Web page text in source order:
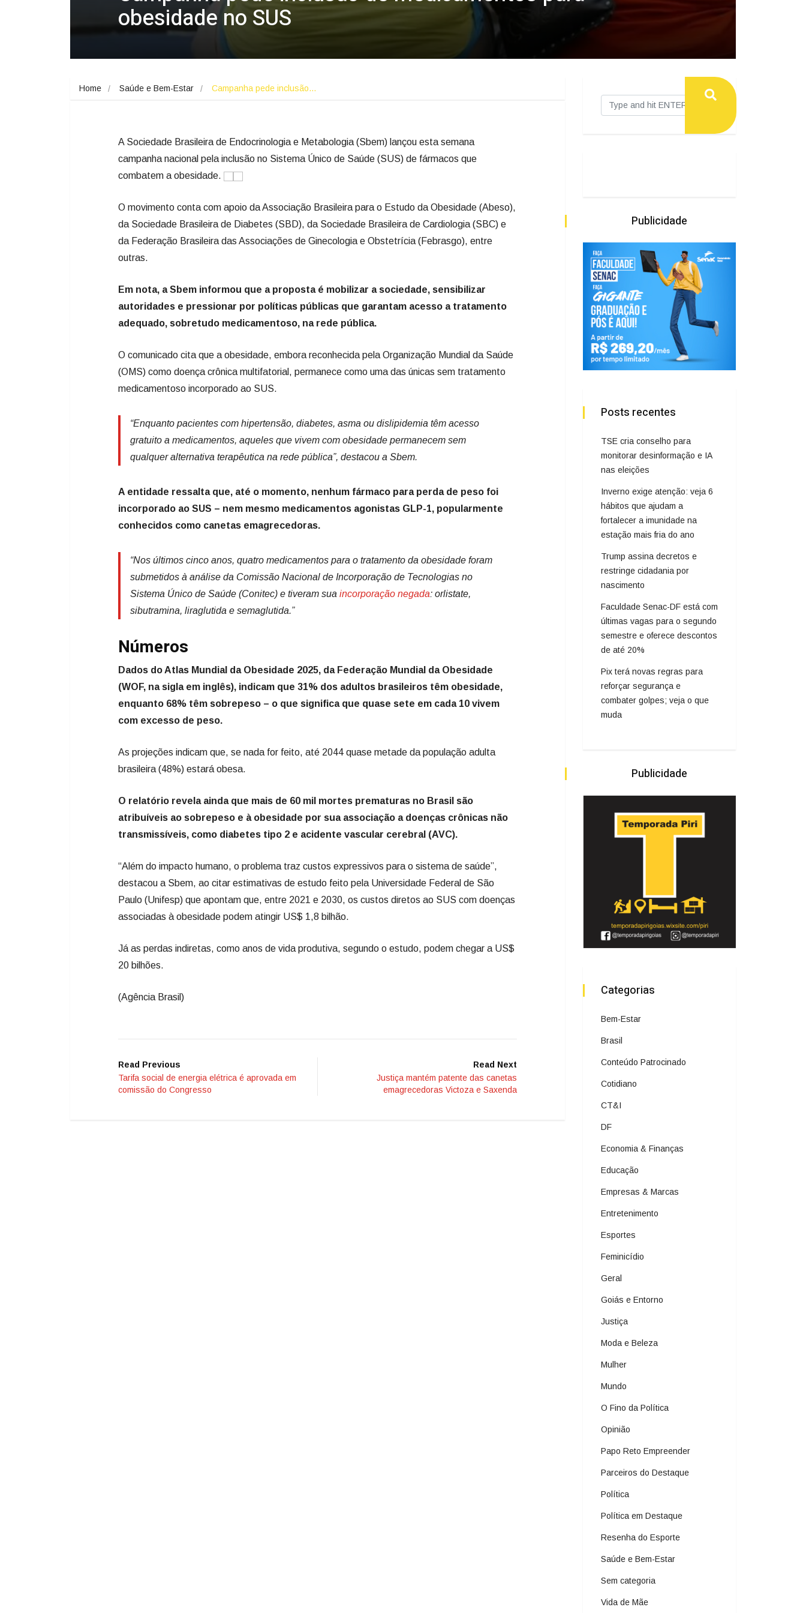
obesidade no SUS
Home Saúde e Bem-Estar Campanha pede inclusão…
A Sociedade Brasileira de Endocrinologia e Metabologia (Sbem) lançou esta semana
campanha nacional pela inclusão no Sistema Único de Saúde (SUS) de fármacos que
combatem a obesidade.
O movimento conta com apoio da Associação Brasileira para o Estudo da Obesidade (Abeso),
da Sociedade Brasileira de Diabetes (SBD), da Sociedade Brasileira de Cardiologia (SBC) e
da Federação Brasileira das Associações de Ginecologia e Obstetrícia (Febrasgo), entre
outras.
Em nota, a Sbem informou que a proposta é mobilizar a sociedade, sensibilizar
autoridades e pressionar por políticas públicas que garantam acesso a tratamento
adequado, sobretudo medicamentoso, na rede pública.
O comunicado cita que a obesidade, embora reconhecida pela Organização Mundial da Saúde
(OMS) como doença crônica multifatorial, permanece como uma das únicas sem tratamento
medicamentoso incorporado ao SUS.
“Enquanto pacientes com hipertensão, diabetes, asma ou dislipidemia têm acesso
gratuito a medicamentos, aqueles que vivem com obesidade permanecem sem
qualquer alternativa terapêutica na rede pública”, destacou a Sbem.
A entidade ressalta que, até o momento, nenhum fármaco para perda de peso foi
incorporado ao SUS – nem mesmo medicamentos agonistas GLP-1, popularmente
conhecidos como canetas emagrecedoras.
“Nos últimos cinco anos, quatro medicamentos para o tratamento da obesidade foram
submetidos à análise da Comissão Nacional de Incorporação de Tecnologias no
Sistema Único de Saúde (Conitec) e tiveram sua incorporação negada: orlistate,
sibutramina, liraglutida e semaglutida.”
Números
Dados do Atlas Mundial da Obesidade 2025, da Federação Mundial da Obesidade
(WOF, na sigla em inglês), indicam que 31% dos adultos brasileiros têm obesidade,
enquanto 68% têm sobrepeso – o que significa que quase sete em cada 10 vivem
com excesso de peso.
As projeções indicam que, se nada for feito, até 2044 quase metade da população adulta
brasileira (48%) estará obesa.
O relatório revela ainda que mais de 60 mil mortes prematuras no Brasil são
atribuíveis ao sobrepeso e à obesidade por sua associação a doenças crônicas não
transmissíveis, como diabetes tipo 2 e acidente vascular cerebral (AVC).
“Além do impacto humano, o problema traz custos expressivos para o sistema de saúde”,
destacou a Sbem, ao citar estimativas de estudo feito pela Universidade Federal de São
Paulo (Unifesp) que apontam que, entre 2021 e 2030, os custos diretos ao SUS com doenças
associadas à obesidade podem atingir US$ 1,8 bilhão.
Já as perdas indiretas, como anos de vida produtiva, segundo o estudo, podem chegar a US$
20 bilhões.
(Agência Brasil)
Read Previous
Tarifa social de energia elétrica é aprovada em
comissão do Congresso
Read Next
Justiça mantém patente das canetas
emagrecedoras Victoza e Saxenda
Publicidade
Posts recentes
TSE cria conselho para
monitorar desinformação e IA
nas eleições
Inverno exige atenção: veja 6
hábitos que ajudam a
fortalecer a imunidade na
estação mais fria do ano
Trump assina decretos e
restringe cidadania por
nascimento
Faculdade Senac-DF está com
últimas vagas para o segundo
semestre e oferece descontos
de até 20%
Pix terá novas regras para
reforçar segurança e
combater golpes; veja o que
muda
Publicidade
Categorias
Bem-Estar
Brasil
Conteúdo Patrocinado
Cotidiano
CT&I
DF
Economia & Finanças
Educação
Empresas & Marcas
Entretenimento
Esportes
Feminicídio
Geral
Goiás e Entorno
Justiça
Moda e Beleza
Mulher
Mundo
O Fino da Política
Opinião
Papo Reto Empreender
Parceiros do Destaque
Política
Política em Destaque
Resenha do Esporte
Saúde e Bem-Estar
Sem categoria
Vida de Mãe